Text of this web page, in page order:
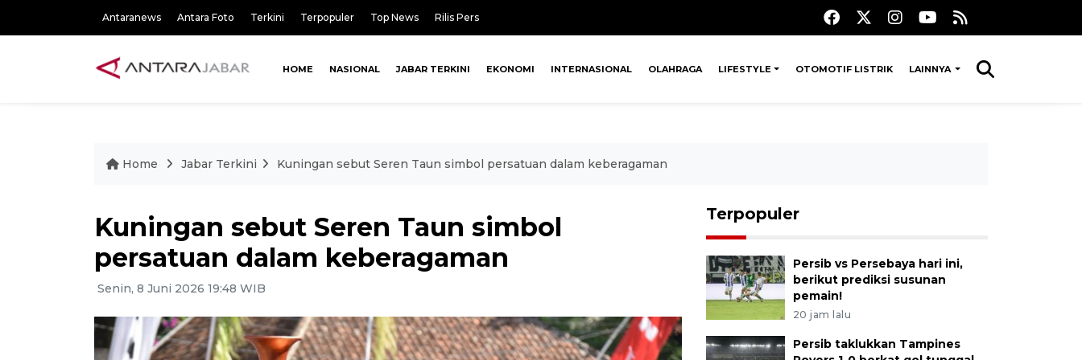
Antaranews Antara Foto Terkini Terpopuler Top News Rilis Pers
HOME NASIONAL JABAR TERKINI EKONOMI INTERNASIONAL OLAHRAGA LIFESTYLE OTOMOTIF LISTRIK LAINNYA
Home Jabar Terkini Kuningan sebut Seren Taun simbol persatuan dalam keberagaman
Kuningan sebut Seren Taun simbol
persatuan dalam keberagaman
Senin, 8 Juni 2026 19:48 WIB
Terpopuler
Persib vs Persebaya hari ini,
berikut prediksi susunan
pemain!
20 jam lalu
Persib taklukkan Tampines